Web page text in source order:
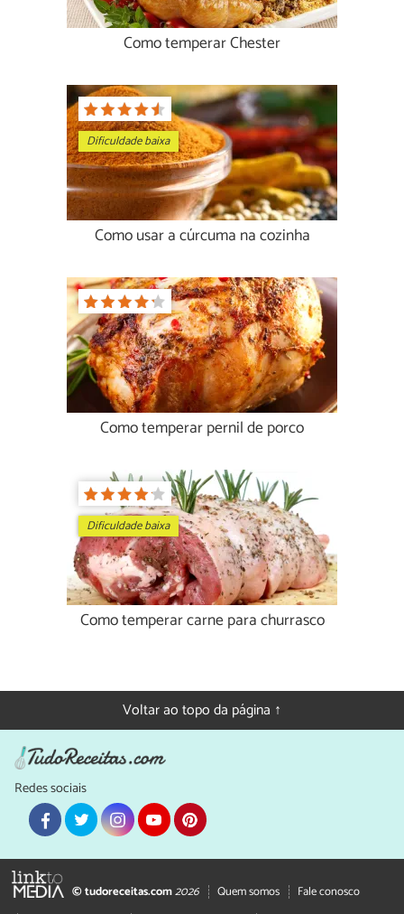
Como temperar Chester
Dificuldade baixa
Como usar a cúrcuma na cozinha
Como temperar pernil de porco
Dificuldade baixa
Como temperar carne para churrasco
Voltar ao topo da página ↑
Redes sociais
© tudoreceitas.com2026 Quem somos
Fale conosco